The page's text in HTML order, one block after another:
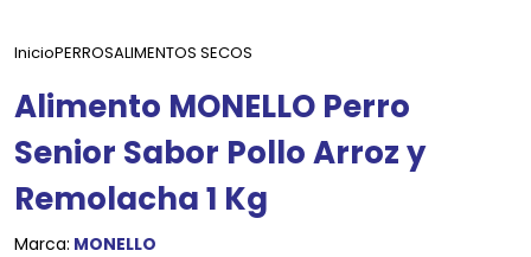
InicioPERROSALIMENTOS SECOS
Alimento MONELLO Perro
Senior Sabor Pollo Arroz y
Remolacha 1 Kg
Marca: MONELLO